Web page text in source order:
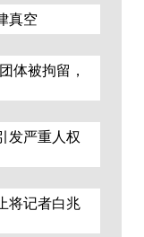
真空
体被拘留，
发严重人权
将记者白兆